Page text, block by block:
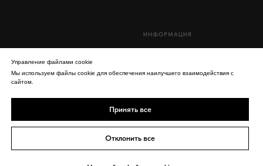
ИНФОРМАЦИЯ
Главная
Политика обработки персональных данных
Сертификаты
РЕНЕССАНС – Пир плиты от
Управление файлами cookie
Мы используем файлы cookie для обеспечения наилучшего взаимодействия с
сайтом.
Принять все
Отклонить все